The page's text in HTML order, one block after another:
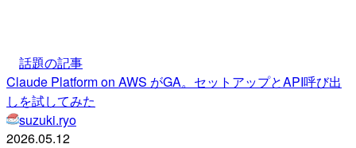
話題の記事
Claude Platform on AWS がGA。セットアップとAPI呼び出
しを試してみた
suzuki.ryo
2026.05.12